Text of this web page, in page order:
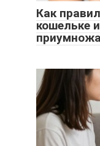
Как
кошельке